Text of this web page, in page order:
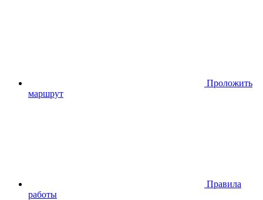
Проложить
маршрут
Правила
работы